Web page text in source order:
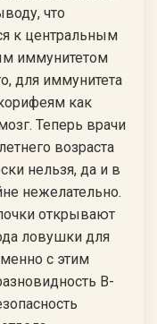
что
к центральным
иммунитетом
для иммунитета
как
Теперь врачи
возраста
нельзя, да и в
нежелательно.
открывают
ловушки для
с этим
В-